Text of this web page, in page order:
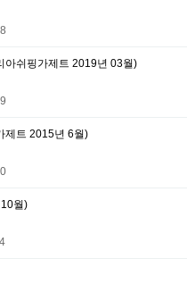
아쉬핑가제트 2019년 03월)
제트 2015년 6월)
월)